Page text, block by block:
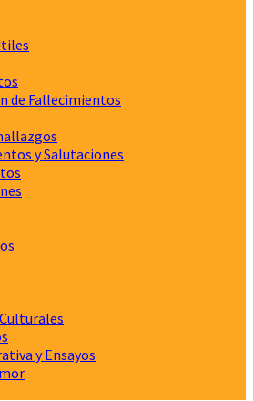
de Fallecimientos
y Salutaciones
y Ensayos